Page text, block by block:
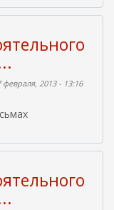
2013 - 13:16